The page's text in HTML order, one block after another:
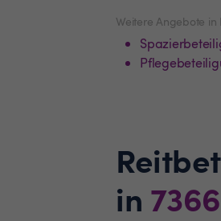
Weitere Angebote in
in